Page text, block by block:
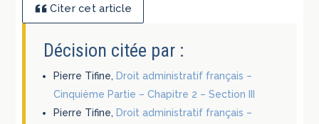
Citer cet article
Décision citée par :
Pierre Tifine,Droit administratif français –
Cinquième Partie – Chapitre 2 – Section III
Pierre Tifine,Droit administratif français –